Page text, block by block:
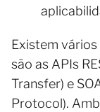
Existem
são as APIs
Transfer) e
Protocol).